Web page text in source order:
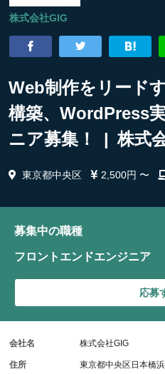
株式会社GIG
Web制作をリード
構築、WordPress
ニア募集！ | 株式
東京都中央区 2,500円 〜
募集中の職種
フロントエンドエンジニア
応募
会社名 株式会社GIG
住所
東京都中央区日本橋